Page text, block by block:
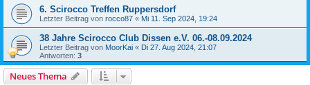
6. Scirocco Treffen Ruppersdorf
Letzter Beitrag von rocco87 « Mi 11. Sep 2024, 19:24
38 Jahre Scirocco Club Dissen e.V. 06.-08.09.2024
Letzter Beitrag von MoorKai « Di 27. Aug 2024, 21:07
Antworten: 3
Neues Thema